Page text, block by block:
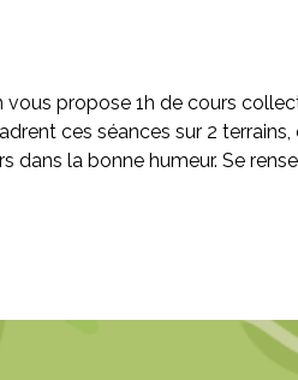
vous propose 1h de cours
ces séances sur 2
dans la bonne humeur. Se